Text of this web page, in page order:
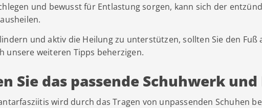
und bewusst für Entlastung sorgen, kann sich der
und aktiv die Heilung zu unterstützen, sollten Sie den
unsere weiteren Tipps beherzigen.
Sie das passende Schuhwerk und
wird durch das Tragen von unpassenden Schuhen